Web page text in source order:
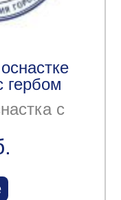
гербом
с